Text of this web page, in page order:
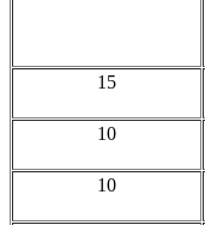
15
10
10